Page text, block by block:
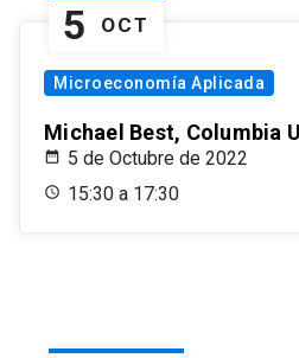
5 OCT
Microeconomía Aplicada
Michael Best, Columbia
5 de Octubre de 2022
15:30 a 17:30